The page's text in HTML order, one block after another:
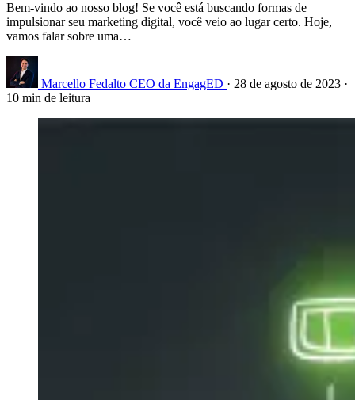
Bem-vindo ao nosso blog! Se você está buscando formas de
impulsionar seu marketing digital, você veio ao lugar certo. Hoje,
vamos falar sobre uma…
Marcello Fedalto CEO da EngagED · 28 de agosto de 2023 ·
10 min de leitura